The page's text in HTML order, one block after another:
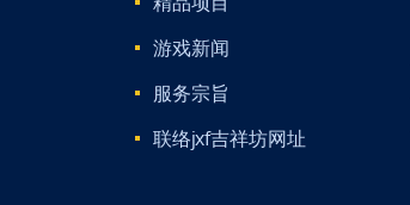
游戏新闻
服务宗旨
联络jxf吉祥坊网址